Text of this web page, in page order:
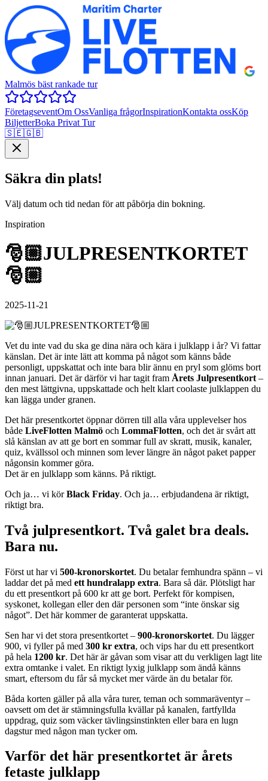
Malmös bäst rankade tur
FöretagseventOm OssVanliga frågorInspirationKontakta ossKöp
BiljetterBoka Privat Tur
🇸🇪🇬🇧
Säkra din plats!
Välj datum och tid nedan för att påbörja din bokning.
Inspiration
🎅🏼JULPRESENTKORTET
🎅🏼
2025-11-21
Vet du inte vad du ska ge dina nära och kära i julklapp i år? Vi fattar
känslan. Det är inte lätt att komma på något som känns både
personligt, uppskattat och inte bara blir ännu en pryl som glöms bort
innan januari. Det är därför vi har tagit fram Årets Julpresentkort –
den mest lättgivna, uppskattade och helt klart coolaste julklappen du
kan lägga under granen.
Det här presentkortet öppnar dörren till alla våra upplevelser hos
både LiveFlotten Malmö och LommaFlotten, och det är svårt att
slå känslan av att ge bort en sommar full av skratt, musik, kanaler,
quiz, kvällssol och minnen som lever längre än något paket papper
någonsin kommer göra.
Det är en julklapp som känns. På riktigt.
Och ja… vi körBlack Friday. Och ja… erbjudandena är riktigt,
riktigt bra.
Två julpresentkort. Två galet bra deals.
Bara nu.
Först ut har vi 500-kronorskortet. Du betalar femhundra spänn – vi
laddar det på med ett hundralapp extra. Bara så där. Plötsligt har
du ett presentkort på 600 kr att ge bort. Perfekt för kompisen,
syskonet, kollegan eller den där personen som “inte önskar sig
något”. Det här kommer de garanterat uppskatta.
Sen har vi det stora presentkortet – 900-kronorskortet. Du lägger
900, vi fyller på med 300 kr extra, och vips har du ett presentkort
på hela 1200 kr. Det här är gåvan som visar att du verkligen lagt lite
extra omtanke i valet. En riktigt lyxig julklapp som ändå känns
smart, eftersom du får så mycket mer värde än du betalar för.
Båda korten gäller på alla våra turer, teman och sommaräventyr –
oavsett om det är stämningsfulla kvällar på kanalen, fartfyllda
uppdrag, quiz som väcker tävlingsinstinkten eller bara en lugn
dagstur med någon man tycker om.
Varför det här presentkortet är årets
fetaste julklapp